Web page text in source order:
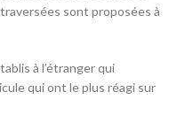
sont proposées à
à l’étranger qui
qui ont le plus réagi sur